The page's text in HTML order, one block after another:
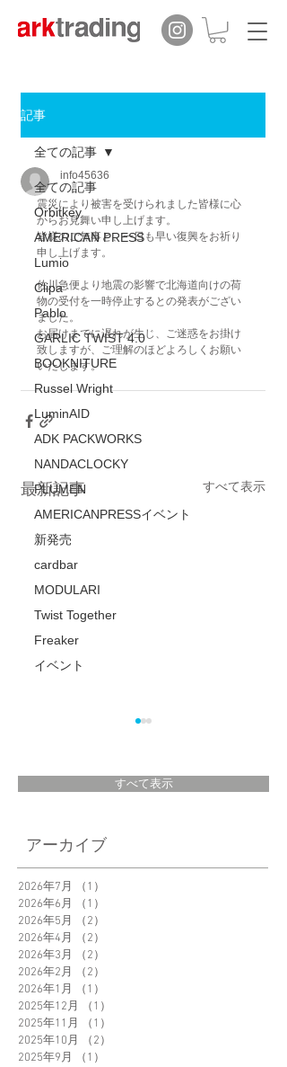
記事
全ての記事
Orbitkey
AMERICAN PRESS
Lumio
Clipa
Pablo
GARLIC TWIST 4.0
BOOKNITURE
Russel Wright
LuminAID
ADK PACKWORKS
NANDACLOCKY
PLUMEN
AMERICANPRESSイベント
新発売
cardbar
MODULARI
Twist Together
Freaker
イベント
全ての記事
info45636
震災により被害を受けられました皆様に心
からお見舞い申し上げます。
皆様のご無事と、一日も早い復興をお祈り
申し上げます。
佐川急便より地震の影響で北海道向けの荷
物の受付を一時停止するとの発表がござい
ました。
お届けまでに遅れが生じ、ご迷惑をお掛け
致しますが、ご理解のほどよろしくお願い
いたします。
最新記事 すべて表示
＜New Product＞
Grasses Pouch 新発
売
さ
すべて表示
アーカイブ
2026年7月 （1）
2026年6月
（1）
2026年5月
（2）
2026年4月
（2）
2026年3月
（2）
2026年2月
（2）
2026年1月
（1）
2025年12月
（1）
2025年11月
（1）
2025年10月
（2）
2025年9月
（1）